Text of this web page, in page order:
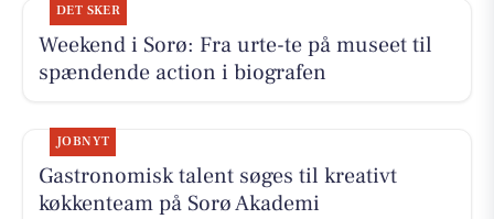
DET SKER
Weekend i Sorø: Fra urte-te på museet til
spændende action i biografen
JOBNYT
Gastronomisk talent søges til kreativt
køkkenteam på Sorø Akademi